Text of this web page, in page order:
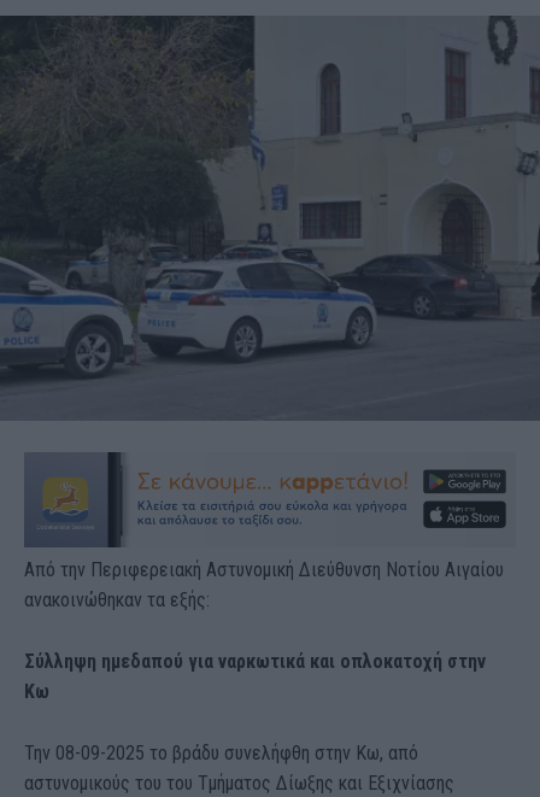
Από την Περιφερειακή Αστυνομική Διεύθυνση Νοτίου Αιγαίου
ανακοινώθηκαν τα εξής:
Σύλληψη ημεδαπού για ναρκωτικά και οπλοκατοχή στην
Κω
Την 08-09-2025 το βράδυ συνελήφθη στην Κω, από
αστυνομικούς του του Τμήματος Δίωξης και Εξιχνίασης